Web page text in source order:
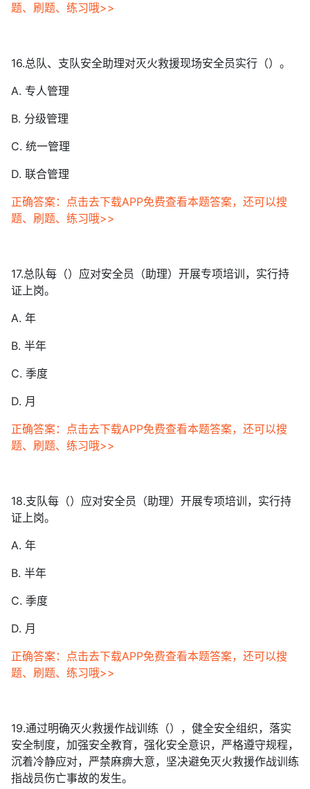
题、刷题、练习哦>>
16.总队、支队安全助理对灭火救援现场安全员实行（）。
A. 专人管理
B. 分级管理
C. 统一管理
D. 联合管理
正确答案：点击去下载APP免费查看本题答案，还可以搜
题、刷题、练习哦>>
17.总队每（）应对安全员（助理）开展专项培训，实行持
证上岗。
A. 年
B. 半年
C. 季度
D. 月
正确答案：点击去下载APP免费查看本题答案，还可以搜
题、刷题、练习哦>>
18.支队每（）应对安全员（助理）开展专项培训，实行持
证上岗。
A. 年
B. 半年
C. 季度
D. 月
正确答案：点击去下载APP免费查看本题答案，还可以搜
题、刷题、练习哦>>
19.通过明确灭火救援作战训练（），健全安全组织，落实
安全制度，加强安全教育，强化安全意识，严格遵守规程，
沉着冷静应对，严禁麻痹大意，坚决避免灭火救援作战训练
指战员伤亡事故的发生。